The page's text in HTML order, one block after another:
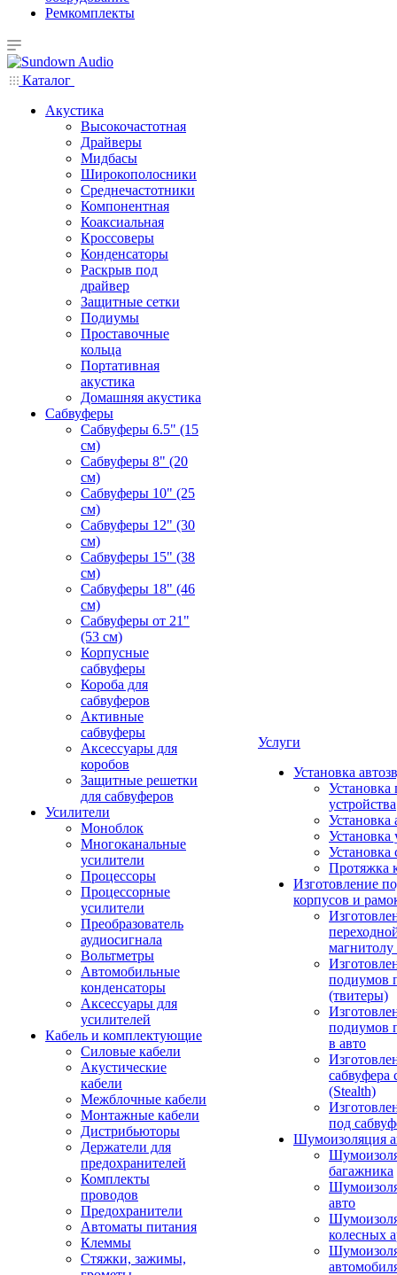
Ремкомплекты
Каталог
Акустика
Высокочастотная
Драйверы
Мидбасы
Широкополосники
Среднечастотники
Компонентная
Коаксиальная
Кроссоверы
Конденсаторы
Раскрыв под
драйвер
Защитные сетки
Подиумы
Проставочные
кольца
Портативная
акустика
Домашняя акустика
Сабвуферы
Сабвуферы 6.5" (15
см)
Сабвуферы 8" (20
см)
Сабвуферы 10" (25
см)
Сабвуферы 12" (30
см)
Сабвуферы 15" (38
см)
Сабвуферы 18" (46
см)
Сабвуферы от 21"
(53 см)
Корпусные
сабвуферы
Короба для
сабвуферов
Активные
сабвуферы
Аксессуары для
коробов
Защитные решетки
для сабвуферов
Усилители
Моноблок
Многоканальные
усилители
Процессоры
Процессорные
усилители
Преобразователь
аудиосигнала
Вольтметры
Автомобильные
конденсаторы
Аксессуары для
усилителей
Кабель и комплектующие
Силовые кабели
Акустические
кабели
Межблочные кабели
Монтажные кабели
Дистрибьюторы
Держатели для
предохранителей
Комплекты
проводов
Предохранители
Автоматы питания
Клеммы
Стяжки, зажимы,
Услуги
Установка
Установка
устройства
Установка
Установка
Установка
Протяжка
Изготовление
корпусов и
подиумов
(твитеры)
подиумов
в авто
сабвуфера
(Stealth)
под
Шумоизоляция
багажника
авто
колесных